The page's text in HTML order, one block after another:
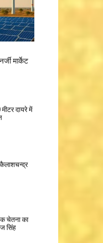
मार्केट
दायरे में
कैलाशचन्‍द्र
चेतना का
सिंह